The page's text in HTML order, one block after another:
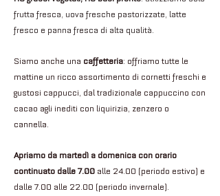
frutta fresca, uova fresche pastorizzate, latte
fresco e panna fresca di alta qualità.
Siamo anche una caffetteria: offriamo tutte le
mattine un ricco assortimento di cornetti freschi e
gustosi cappucci, dal tradizionale cappuccino con
cacao agli inediti con liquirizia, zenzero o
cannella.
Apriamo da martedì a domenica con orario
continuato dalle 7.00 alle 24.00 (periodo estivo) e
dalle 7.00 alle 22.00 (periodo invernale).